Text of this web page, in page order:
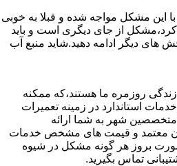
این مشکل مواجه شده و قبلا به خوبی
کرد،مشکل از جای دیگری است و باید
های دیگر ادامه دهید.شاید منبع آب
روزمره ما هستند،که ممکنه
استاندارد در زمینه تعمیرات
متخصصین شهر به شما ارائه
معتمد و قیمت های مشخص خدمات
بروز هر گونه مشکل در شیوه
تماس بگیرید.